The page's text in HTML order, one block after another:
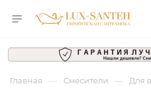
Главная — Смесители — Для